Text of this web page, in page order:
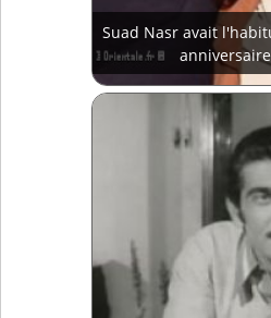
Suad Nasr avait